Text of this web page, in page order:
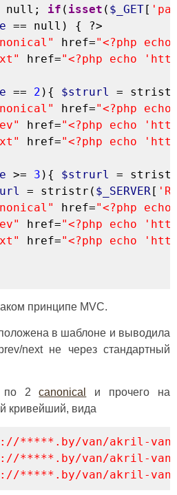
null ; if ( isset ( $_GET[
== null ) {
?>
href="<?php
href="<?php echo
== 2 ) { $strurl =
href="<?php
href="<?php echo
href="<?php echo
>= 3 ) { $strurl =
= stristr ( $_SERVER [
href="<?php
href="<?php echo
href="<?php echo
принципе MVC.
в шаблоне и выводила
next не через стандартный
по 2canonical
и прочего на
кривейший, вида
*****.by/van/akril-vann/
*****.by/van/akril-vann/
*****.by/van/akril-vann/